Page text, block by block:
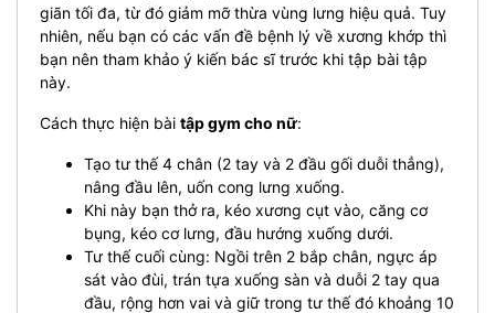
giãn tối đa, từ đó giảm mỡ thừa vùng lưng hiệu quả. Tuy
nhiên, nếu bạn có các vấn đề bệnh lý về xương khớp thì
bạn nên tham khảo ý kiến bác sĩ trước khi tập bài tập
này.
Cách thực hiện bài tập gym cho nữ:
Tạo tư thế 4 chân (2 tay và 2 đầu gối duỗi thẳng),
nâng đầu lên, uốn cong lưng xuống.
Khi này bạn thở ra, kéo xương cụt vào, căng cơ
bụng, kéo cơ lưng, đầu hướng xuống dưới.
Tư thế cuối cùng: Ngồi trên 2 bắp chân, ngực áp
sát vào đùi, trán tựa xuống sàn và duỗi 2 tay qua
đầu, rộng hơn vai và giữ trong tư thế đó khoảng 10